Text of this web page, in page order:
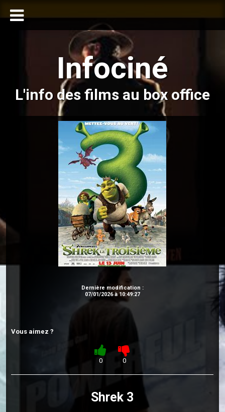
Infociné
L'info des films au box office
Dernière modification :
07/01/2026 à 10:49:27
Vous aimez ?
0 0
Shrek 3